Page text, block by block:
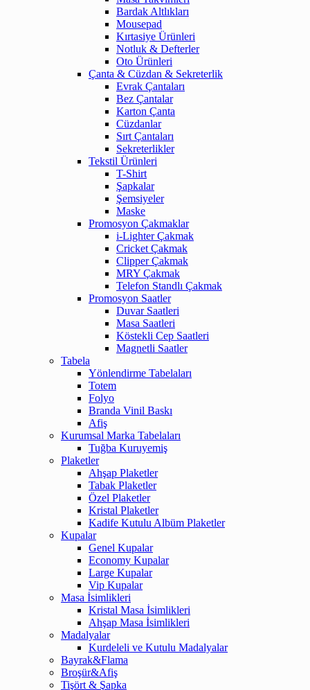
Bardak Altlıkları
Mousepad
Kırtasiye Ürünleri
Notluk & Defterler
Oto Ürünleri
Çanta & Cüzdan & Sekreterlik
Evrak Çantaları
Bez Çantalar
Karton Çanta
Cüzdanlar
Sırt Çantaları
Sekreterlikler
Tekstil Ürünleri
T-Shirt
Şapkalar
Şemsiyeler
Maske
Promosyon Çakmaklar
i-Lighter Çakmak
Cricket Çakmak
Clipper Çakmak
MRY Çakmak
Telefon Standlı Çakmak
Promosyon Saatler
Duvar Saatleri
Masa Saatleri
Köstekli Cep Saatleri
Magnetli Saatler
Tabela
Yönlendirme Tabelaları
Totem
Folyo
Branda Vinil Baskı
Afiş
Kurumsal Marka Tabelaları
Tuğba Kuruyemiş
Plaketler
Ahşap Plaketler
Tabak Plaketler
Özel Plaketler
Kristal Plaketler
Kadife Kutulu Albüm Plaketler
Kupalar
Genel Kupalar
Economy Kupalar
Large Kupalar
Vip Kupalar
Masa İsimlikleri
Kristal Masa İsimlikleri
Ahşap Masa İsimlikleri
Madalyalar
Kurdeleli ve Kutulu Madalyalar
Bayrak&Flama
Broşür&Afiş
Tişört & Şapka